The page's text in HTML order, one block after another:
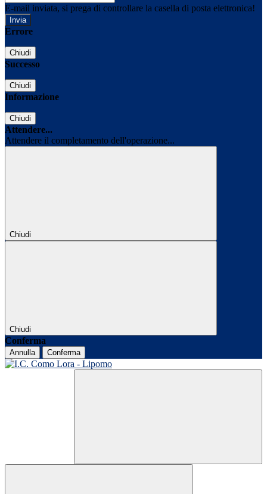
E-mail inviata, si prega di controllare la casella di posta elettronica!
Errore
Chiudi
Successo
Chiudi
Informazione
Chiudi
Attendere...
Attendere il completamento dell'operazione...
Chiudi
Chiudi
Conferma
Annulla Conferma